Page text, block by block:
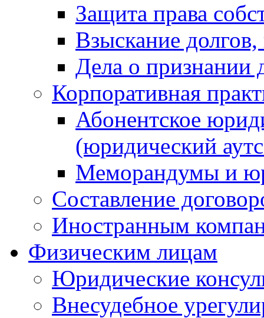
Защита права
Взыскание
Дела о признании
Корпоративная
Абонентское
(юридический
Меморандумы и
Составление
Иностранным
Физическим лицам
Юридические
Внесудебное